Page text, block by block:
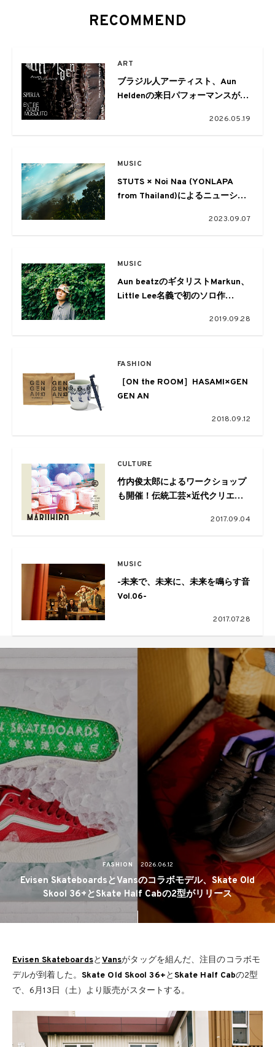
RECOMMEND
ART
ブラジル人アーティスト、Aun
Heldenの来日パフォーマンスが北
kakiが立ち上げたアートコレクテ
ィブ、EMTIRE AXON MOSQUITO
2026.05.19
MUSIC
STUTS × Noi Naa (YONLAPA
from Thailand)によるニューシン
2023.09.07
MUSIC
Aun beatzのギタリストMarkun、
Little Lee名義で初のソロ作
2019.09.28
FASHION
［ON the ROOM］HASAMI×GEN
GEN AN
2018.09.12
CULTURE
竹内俊太郎によるワークショップ
も開催！伝統工芸×近代クリエー
2017.09.04
MUSIC
-未来で、未来に、未来を鳴らす音
Vol.06-
2017.07.28
FASHION 2026.06.12
Evisen SkateboardsとVansのコラボモデル、Skate Old
Skool 36+とSkate Half Cabの2型がリリース
Evisen SkateboardsとVansがタッグを組んだ、注目のコラボモ
デルが到着した。 Skate Old Skool 36+とSkate Half Cabの2型
で、6月13日（土）より販売がスタートする。